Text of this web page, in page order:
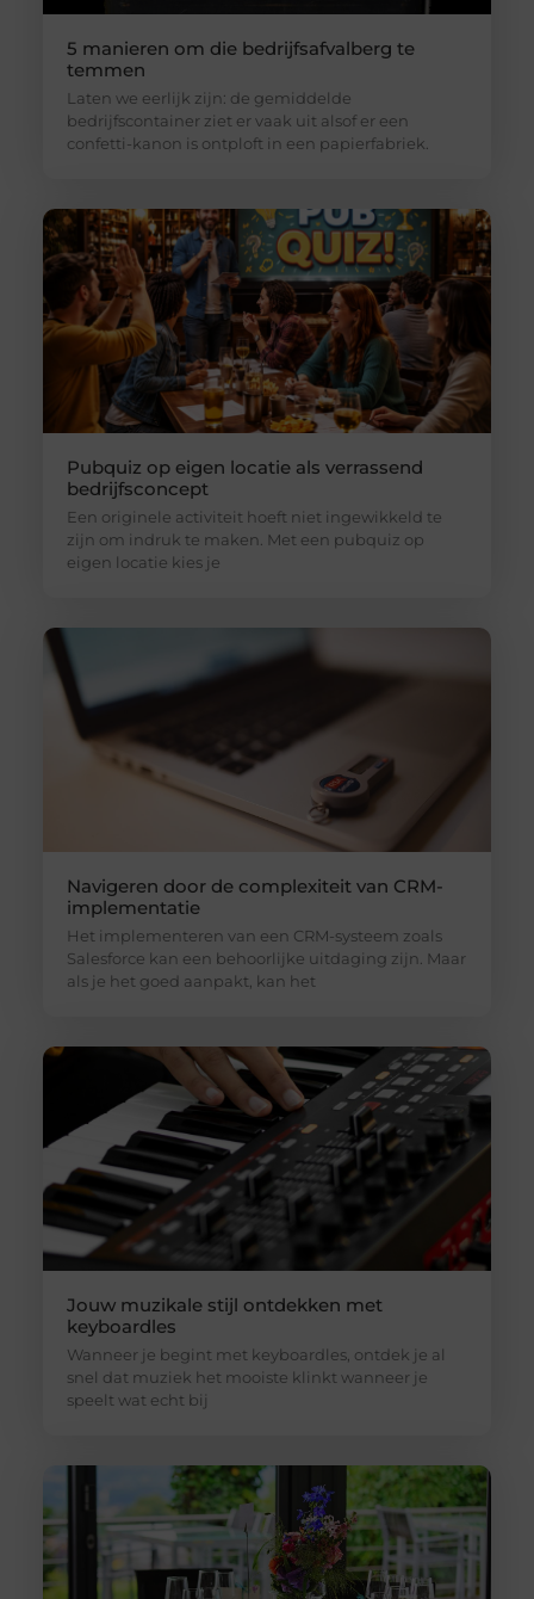
5 manieren om die bedrijfsafvalberg te
temmen
Laten we eerlijk zijn: de gemiddelde
bedrijfscontainer ziet er vaak uit alsof er een
confetti-kanon is ontploft in een papierfabriek.
Pubquiz op eigen locatie als verrassend
bedrijfsconcept
Een originele activiteit hoeft niet ingewikkeld te
zijn om indruk te maken. Met een pubquiz op
eigen locatie kies je
Navigeren door de complexiteit van CRM-
implementatie
Het implementeren van een CRM-systeem zoals
Salesforce kan een behoorlijke uitdaging zijn. Maar
als je het goed aanpakt, kan het
Jouw muzikale stijl ontdekken met
keyboardles
Wanneer je begint met keyboardles, ontdek je al
snel dat muziek het mooiste klinkt wanneer je
speelt wat echt bij